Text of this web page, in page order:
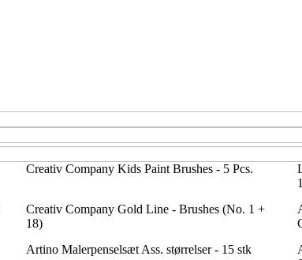
Creativ Company Kids Paint Brushes - 5 Pcs.
Creativ Company Gold Line - Brushes (No. 1 +
18)
Artino Malerpenselsæt Ass. størrelser - 15 stk